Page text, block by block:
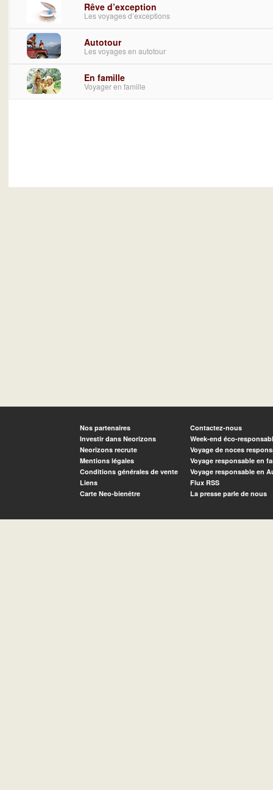
Rêve d’exception
Les voyages d’exceptions
Autotour
Les voyages en autotour
En famille
Voyager en famille
Nos partenaires
Investir dans Neorizons
Neorizons recrute
Mentions légales
Conditions générales de vente
Liens
Carte Neo-bienêtre
Contactez-nous
Week-end éco-
Voyage de noces
Voyage responsable en
Voyage responsable en
Flux RSS
La presse parle de nous